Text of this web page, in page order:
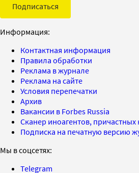
Подписаться
Информация:
Контактная информация
Правила обработки
Реклама в журнале
Реклама на сайте
Условия перепечатки
Архив
Вакансии в Forbes Russia
Сканер иноагентов,
Подписка на печатную версию
Мы в соцсетях:
Telegram